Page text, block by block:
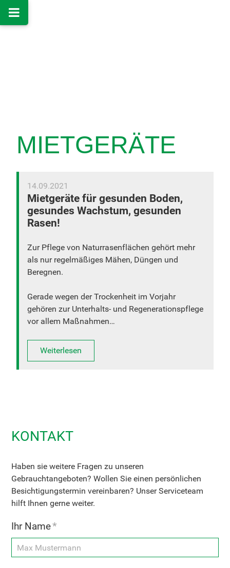
MIETGERÄTE
14.09.2021
Mietgeräte für gesunden Boden,
gesundes Wachstum, gesunden
Rasen!
Zur Pflege von Naturrasenflächen gehört mehr
als nur regelmäßiges Mähen, Düngen und
Beregnen.
Gerade wegen der Trockenheit im Vorjahr
gehören zur Unterhalts- und Regenerationspflege
vor allem Maßnahmen…
Weiterlesen
KONTAKT
Haben sie weitere Fragen zu unseren
Gebrauchtangeboten? Wollen Sie einen persönlichen
Besichtigungstermin vereinbaren? Unser Serviceteam
hilft Ihnen gerne weiter.
Ihr Name*